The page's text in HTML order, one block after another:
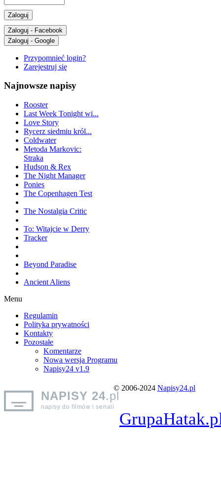
Zaloguj
Zaloguj - Facebook
Zaloguj - Google
Przypomnieć login?
Zarejestruj się
Najnowsze napisy
Rooster
Last Week Tonight wi...
Love Story
Rycerz siedmiu król...
Coldwater
Metoda Markovic:
Straka
Hudson & Rex
The Night Manager
Ponies
The Copenhagen Test
The Nostalgia Critic
To: Witajcie w Derry
Tracker
Beyond Paradise
Ancient Aliens
Menu
Regulamin
Polityka prywatności
Kontakty
Pozostałe
Komentarze
Nowa wersja Programu
Napisy24 v1.9
© 2006-2024 Napisy24.pl
NAPISY 24.pl
napisy do filmów i seriali